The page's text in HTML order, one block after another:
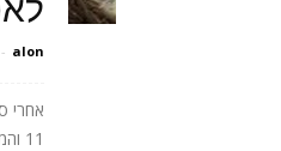
alon
-
אחרי